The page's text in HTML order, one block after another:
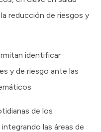
reducción de riesgos y
identificar
y de riesgo ante las
de los
las áreas de